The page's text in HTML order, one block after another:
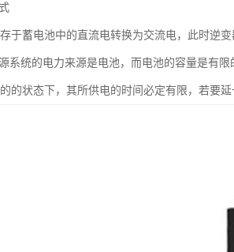
于蓄电池中的直流电转换为交流电，此时逆
系统的电力来源是电池，而电池的容量是有
的状态下，其所供电的时间必定有限，若要延